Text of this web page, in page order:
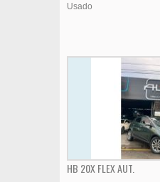
Usado
HB 20X FLEX AUT.